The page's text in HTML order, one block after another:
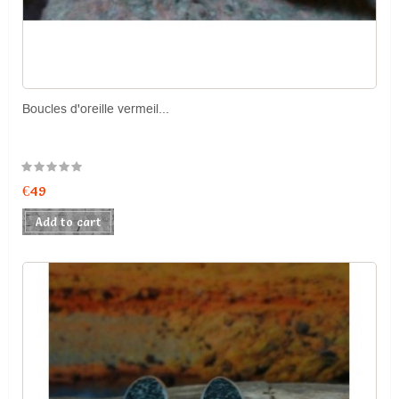
Boucles d'oreille vermeil...
Price
€49
Add to cart